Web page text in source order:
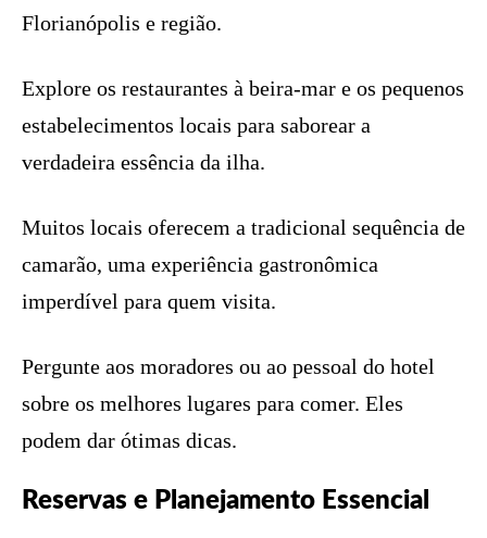
Florianópolis e região.
Explore os restaurantes à beira-mar e os pequenos
estabelecimentos locais para saborear a
verdadeira essência da ilha.
Muitos locais oferecem a tradicional sequência de
camarão, uma experiência gastronômica
imperdível para quem visita.
Pergunte aos moradores ou ao pessoal do hotel
sobre os melhores lugares para comer. Eles
podem dar ótimas dicas.
Reservas e Planejamento Essencial